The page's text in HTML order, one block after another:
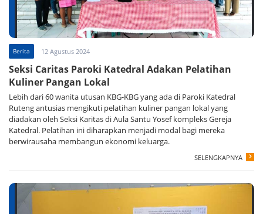
Berita 12 Agustus 2024
Seksi Caritas Paroki Katedral Adakan Pelatihan
Kuliner Pangan Lokal
Lebih dari 60 wanita utusan KBG-KBG yang ada di Paroki Katedral
Ruteng antusias mengikuti pelatihan kuliner pangan lokal yang
diadakan oleh Seksi Karitas di Aula Santu Yosef kompleks Gereja
Katedral. Pelatihan ini diharapkan menjadi modal bagi mereka
berwirausaha membangun ekonomi keluarga.
SELENGKAPNYA